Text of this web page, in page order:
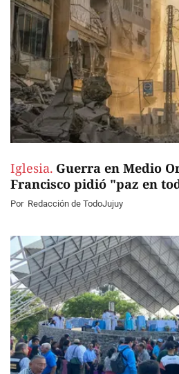
Iglesia. Guerra en Medio
Francisco pidió "paz en
Por Redacción de TodoJujuy